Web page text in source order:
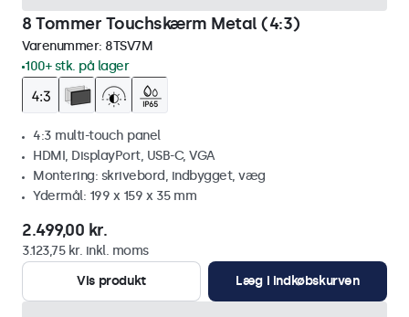
8 Tommer Touchskærm Metal (4:3)
Varenummer: 8TSV7M
100+ stk. på lager
4:3 multi-touch panel
HDMI, DisplayPort, USB-C, VGA
Montering: skrivebord, indbygget, væg
Ydermål: 199 x 159 x 35 mm
2.499,00 kr.
3.123,75 kr. inkl. moms
Vis produkt
Læg i indkøbskurven